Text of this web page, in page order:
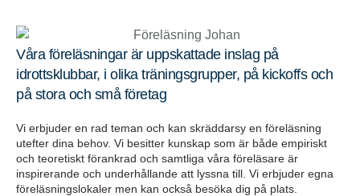
Våra föreläsningar är uppskattade inslag på
idrottsklubbar, i olika träningsgrupper, på kickoffs och
på stora och små företag
Vi erbjuder en rad teman och kan skräddarsy en föreläsning
utefter dina behov. Vi besitter kunskap som är både empiriskt
och teoretiskt förankrad och samtliga våra föreläsare är
inspirerande och underhållande att lyssna till. Vi erbjuder egna
föreläsningslokaler men kan också besöka dig på plats.